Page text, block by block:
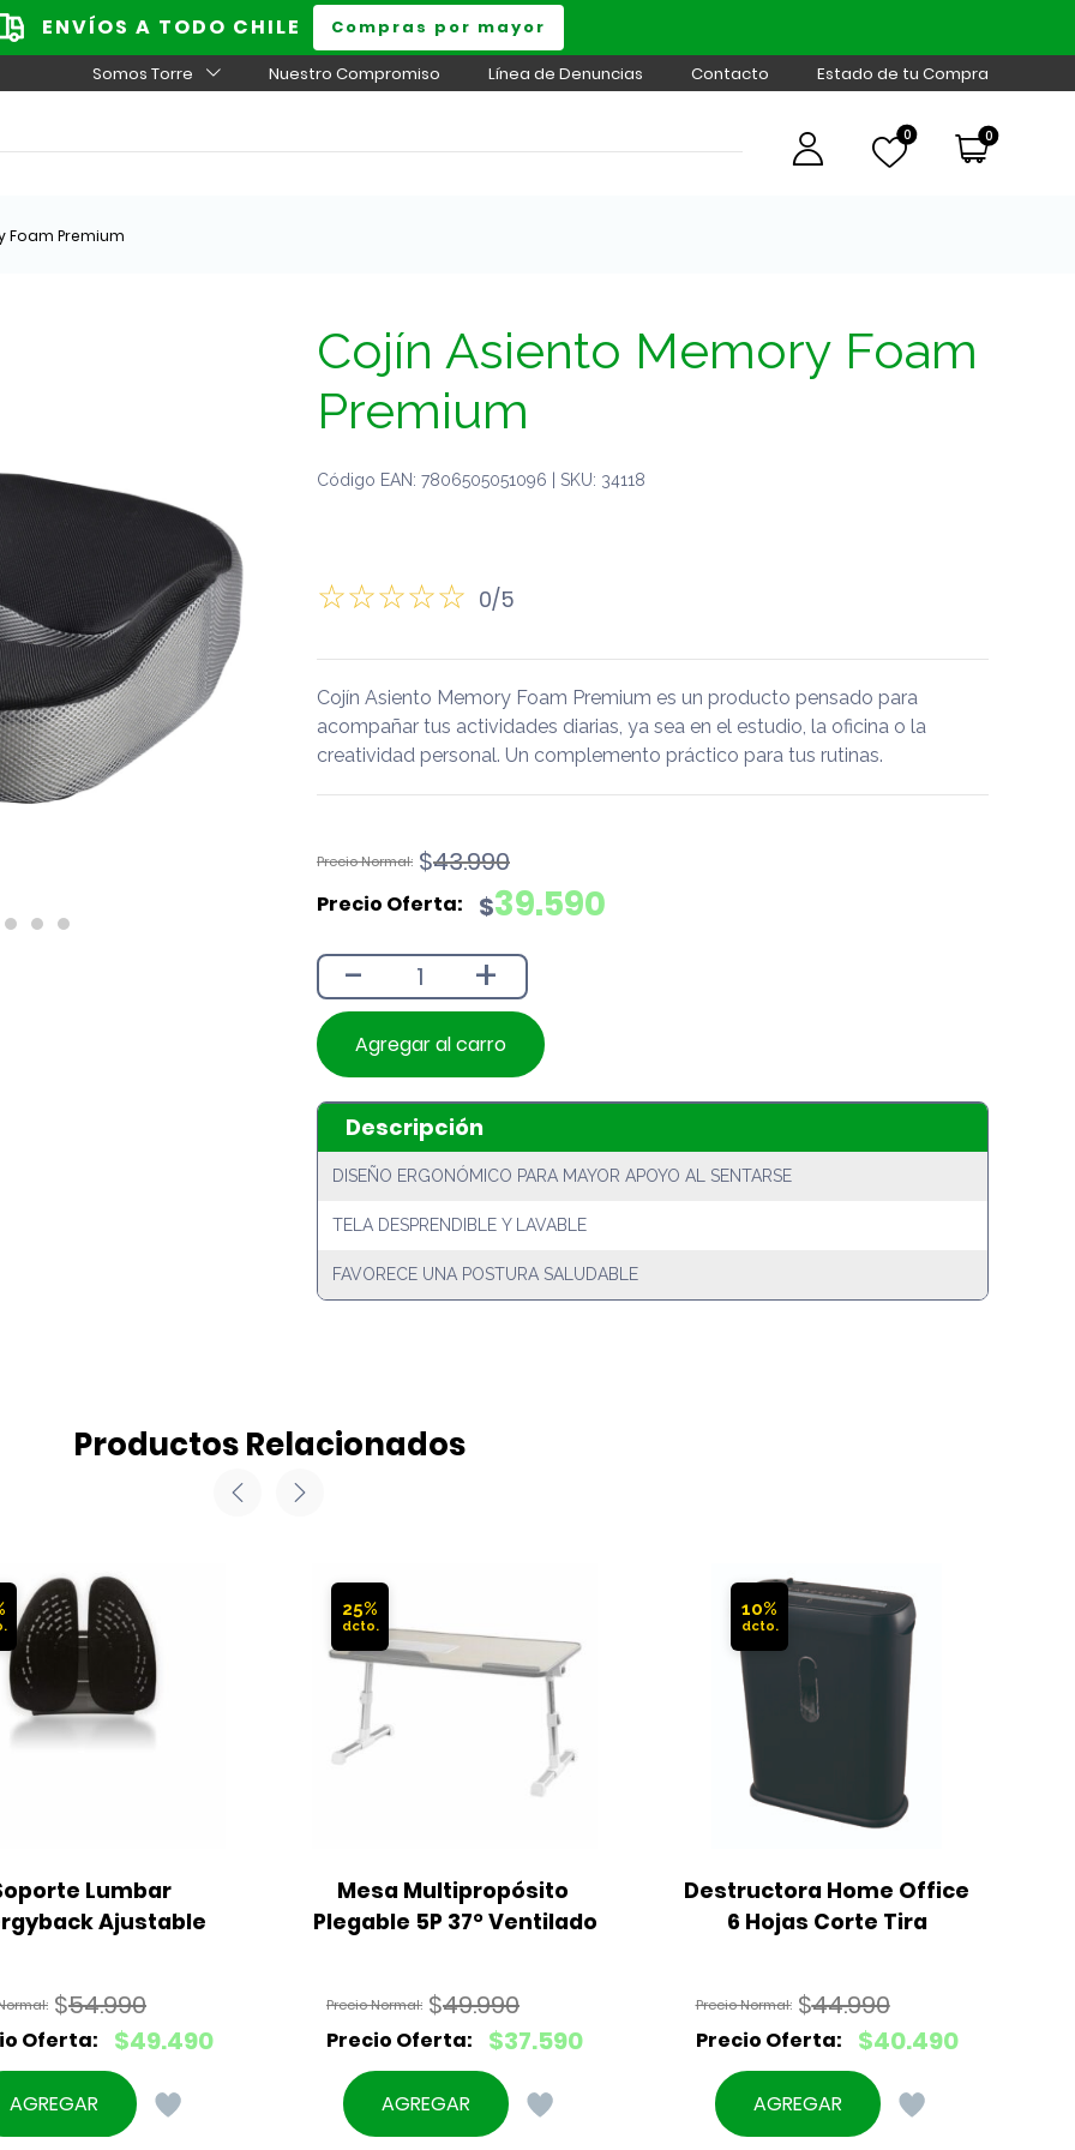
ENVÍOS A TODO CHILE Compras por mayor
Somos Torre Nuestro Compromiso Línea de Denuncias Contacto Estado de tu Compra
0 0
Foam Premium
Cojín Asiento Memory Foam
Premium
Código EAN: 7806505051096 | SKU: 34118
0/5
Cojín Asiento Memory Foam Premium es un producto pensado para
acompañar tus actividades diarias, ya sea en el estudio, la oficina o la
creatividad personal. Un complemento práctico para tus rutinas.
$43.990
El
original
$43.990.
$39.590
El
actual
$39.590.
- +
Agregar al carro
Descripción
DISEÑO ERGONÓMICO PARA MAYOR APOYO AL SENTARSE
TELA DESPRENDIBLE Y LAVABLE
FAVORECE UNA POSTURA SALUDABLE
Productos Relacionados
Lumbar
Ajustable
$54.990
El
precio
original
$49.490
El
precio
actual
AGREGAR
25%
Mesa Multipropósito
Plegable 5P 37° Ventilado
$49.990
El
precio
original
$37.590
El
precio
actual
AGREGAR
10%
Destructora Home Office
6 Hojas Corte Tira
$44.990
El
precio
original
$40.490
El
precio
actual
AGREGAR